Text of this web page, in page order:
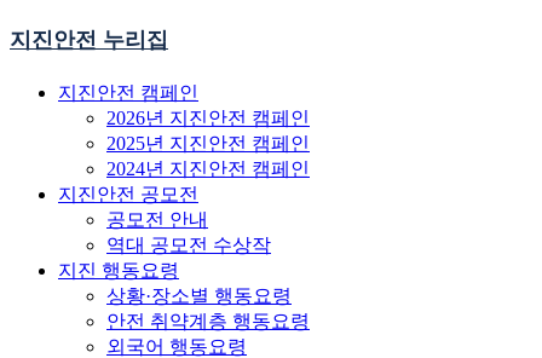
지진안전 누리집
지진안전 캠페인
2026년 지진안전 캠페인
2025년 지진안전 캠페인
2024년 지진안전 캠페인
지진안전 공모전
공모전 안내
역대 공모전 수상작
지진 행동요령
상황·장소별 행동요령
안전 취약계층 행동요령
외국어 행동요령